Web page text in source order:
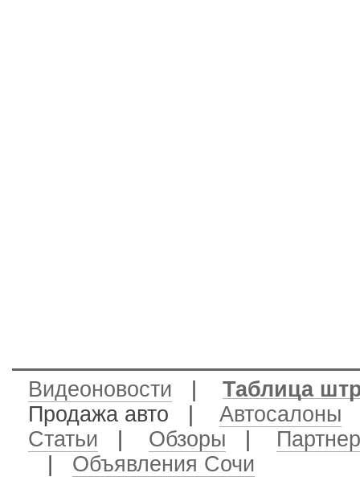
Видеоновости
Таблица
Продажа авто
Автосалоны
Статьи
Обзоры
Объявления Сочи